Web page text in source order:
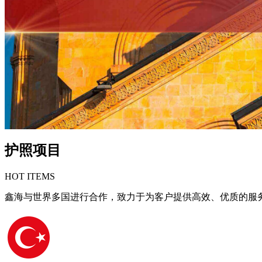
护照项目
HOT ITEMS
鑫海与世界多国进行合作，致力于为客户提供高效、优质的服